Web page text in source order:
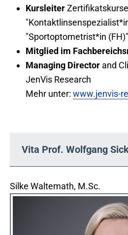
KursleiterZertifikatskurse
"Sportoptometrist*in (FH)"
Mitglied im
Managing Director and
JenVis Research
Mehr unter: www.jenvis-
Vita Prof. Wolfgang
Silke Waltemath, M.Sc.